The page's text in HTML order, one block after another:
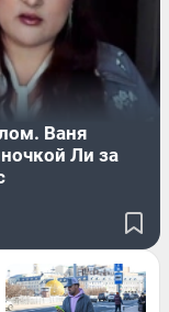
Ваня
Ли за